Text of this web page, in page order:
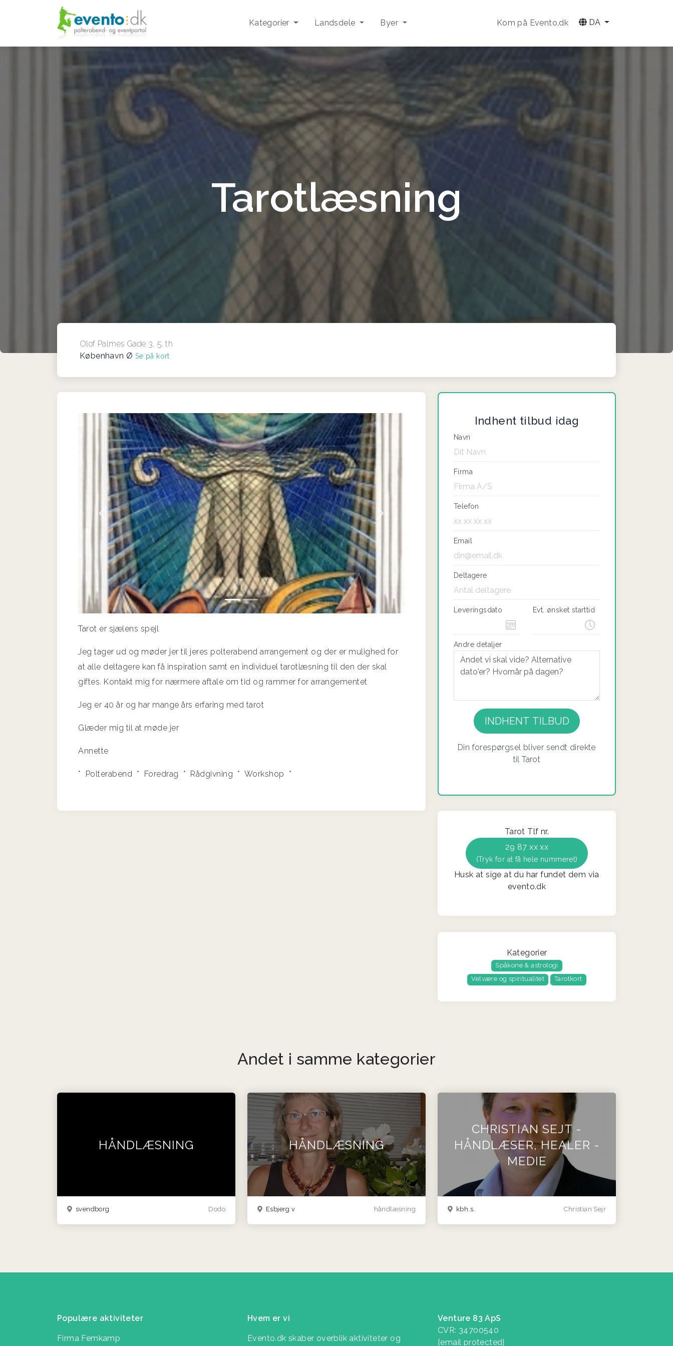
Kategorier Landsdele Byer Kom på Evento.dk DA
Tarotlæsning
Olof Palmes Gade 3, 5. th
København Ø Se på kort
Forrige Næste
Tarot er sjælens spejl
Jeg tager ud og møder jer til jeres polterabend arrangement og der er mulighed for
at alle deltagere kan få inspiration samt en individuel tarotlæsning til den der skal
giftes. Kontakt mig for nærmere aftale om tid og rammer for arrangementet
Jeg er 40 år og har mange års erfaring med tarot
Glæder mig til at møde jer
Annette
* Polterabend * Foredrag * Rådgivning * Workshop *
Indhent tilbud idag
Navn
Firma
Telefon
Email
Deltagere
Leveringsdato Evt. ønsket starttid
Andre detaljer
human,
this
Din forespørgsel bliver sendt direkte
til Tarot
Tarot Tlf nr.
29 87 xx xx
(Tryk for at få hele nummeret)
Husk at sige at du har fundet dem via
evento.dk
Kategorier
Spåkone & astrologi
Velvære og spiritualitet
Tarotkort
Andet i samme kategorier
HÅNDLÆSNING
Dodo
svendborg
HÅNDLÆSNING
håndlæsning
Esbjerg v
CHRISTIAN SEJT -
HÅNDLÆSER, HEALER -
MEDIE
Christian Sejr
kbh.s.
Populære aktiviteter
Firma Femkamp
Hvem er vi
Evento.dk skaber overblik aktiviteter og
Venture 83 ApS
CVR: 34700540
[email protected]